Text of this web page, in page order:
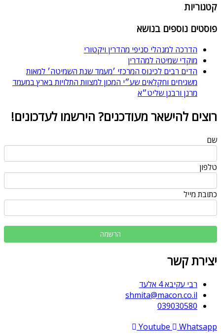
קטגוריות
פוסטים נוספים בנושא
הדרכה למנהלי סניפי מהדרין ויקטורי
מוקדי שמיטה למהדרין
הדים רבים לכינוס המרכזי ׳מעמד שנת השמיטה׳ למאות
משגיחים וחקלאים שע״י המכון למצוות התלויות בארץ במעמד
מרנן ורבנן שליט״א
רוצים להישאר מעודכנים? הירשמו לעדכונים!
שם
טלפון
כתובת מייל
יצירת קשר
רבי עקיבא 4 אלעד
shmita@macon.co.il
039030580
Youtube
Whatsapp